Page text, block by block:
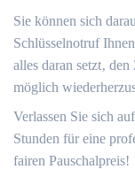
Sie können sich
Schlüsselnotruf
alles daran setzt‚
möglich
Verlassen Sie sich
Stunden für eine
fairen Pauschalpreis!​